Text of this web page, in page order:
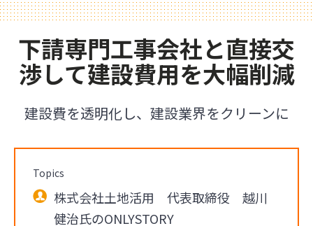
下請専門工事会社と直接交
渉して建設費用を大幅削減
建設費を透明化し、建設業界をクリーンに
Topics
株式会社土地活用 代表取締役 越川
健治氏のONLYSTORY